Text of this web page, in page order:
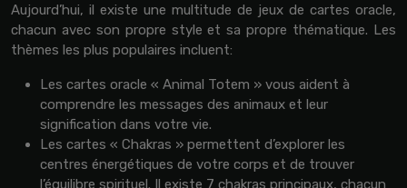
Aujourd’hui, il existe une multitude de jeux de cartes oracle,
chacun avec son propre style et sa propre thématique. Les
thèmes les plus populaires incluent:
Les cartes oracle « Animal Totem » vous aident à
comprendre les messages des animaux et leur
signification dans votre vie.
Les cartes « Chakras » permettent d’explorer les
centres énergétiques de votre corps et de trouver
l’équilibre spirituel. Il existe 7 chakras principaux, chacun